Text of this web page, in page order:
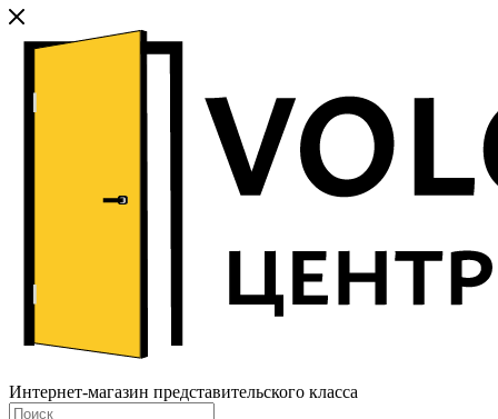
Интернет-магазин представительского класса